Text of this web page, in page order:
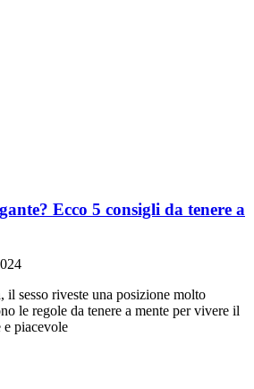
Ecco 5 consigli da tenere a
il sesso riveste una posizione molto
le regole da tenere a mente per vivere il
e piacevole